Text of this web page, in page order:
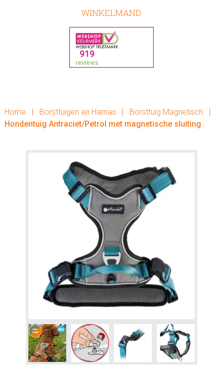
WINKELMAND
Home | Borsttuigen en Harnas | Borsttuig Magnetisch
|
Hondentuig Antraciet/Petrol met magnetische sluiting